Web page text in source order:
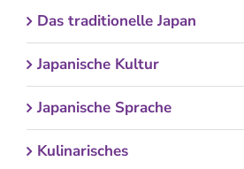
Das traditionelle Japan
Japanische Kultur
Japanische Sprache
Kulinarisches